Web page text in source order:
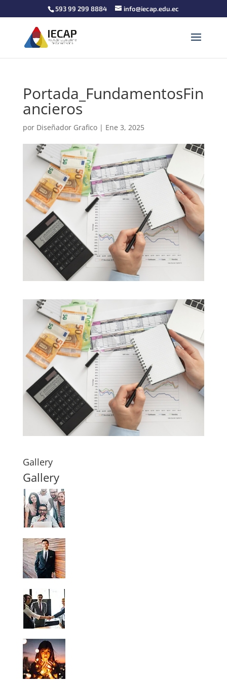
593 99 299 8884 info@iecap.edu.ec
Portada_FundamentosFin
ancieros
por Diseñador Grafico| Ene 3, 2025
Gallery
Gallery